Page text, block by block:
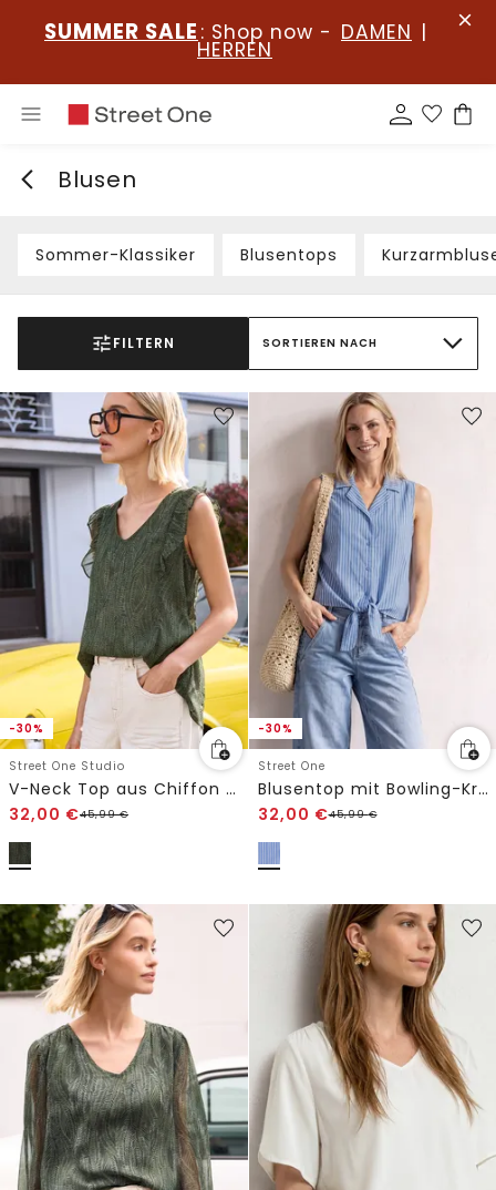
SUMMER SALE : Shop now - DAMEN |
HERREN
Blusen
Sommer-Klassiker Blusentops
FILTERN SORTIEREN NACH
-30%
Street One Studio
V-Neck Top aus Chiffon mit Volants
32,00 €45,99€
-30%
Street One
Blusentop mit Bowling-Kragen und Knoten
32,00 €45,99€